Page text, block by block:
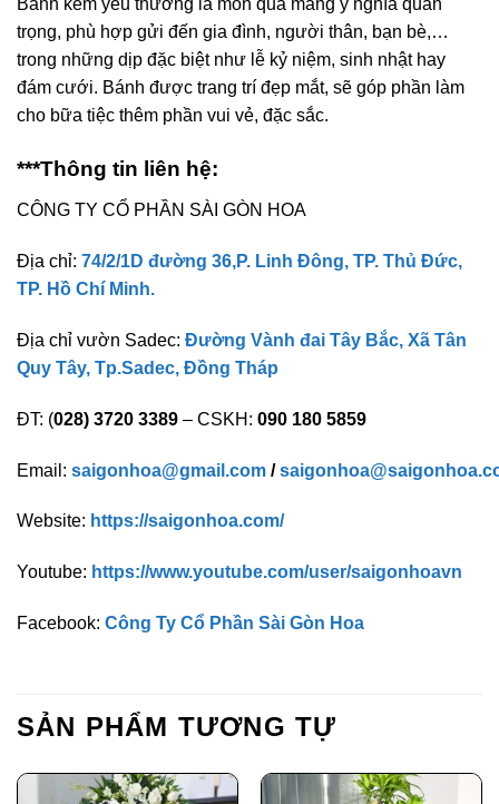
Bánh kem yêu thương là món quà mang ý nghĩa quan
trọng, phù hợp gửi đến gia đình, người thân, bạn bè,…
trong những dịp đặc biệt như lễ kỷ niệm, sinh nhật hay
đám cưới. Bánh được trang trí đẹp mắt, sẽ góp phần làm
cho bữa tiệc thêm phần vui vẻ, đặc sắc.
***Thông tin liên hệ:
CÔNG TY CỔ PHẦN SÀI GÒN HOA
Địa chỉ: 74/2/1D đường 36,P. Linh Đông, TP. Thủ Đức,
TP. Hồ Chí Minh.
Địa chỉ vườn Sadec: Đường Vành đai Tây Bắc, Xã Tân
Quy Tây, Tp.Sadec, Đồng Tháp
ĐT: (028) 3720 3389 – CSKH: 090 180 5859
Email: saigonhoa@gmail.com /
Website: https://saigonhoa.com/
Youtube: https://www.youtube.com/user/saigonhoavn
Facebook: Công Ty Cổ Phần Sài Gòn Hoa
SẢN PHẨM TƯƠNG TỰ